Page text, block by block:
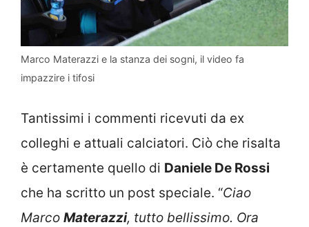
Marco Materazzi e la stanza dei sogni, il video fa
impazzire i tifosi
Tantissimi i commenti ricevuti da ex
colleghi e attuali calciatori. Ciò che risalta
è certamente quello di Daniele De Rossi
che ha scritto un post speciale. “Ciao
Marco Materazzi, tutto bellissimo. Ora